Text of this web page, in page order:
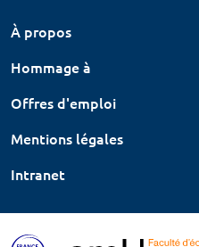
À propos
Hommage à
Offres d'emploi
Mentions légales
Intranet